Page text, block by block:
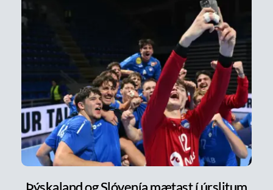
Þýskaland og Slóvenía mætast í úrslitum